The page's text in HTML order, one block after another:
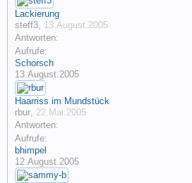
Lackierung
steff3, 13.August.2005
Antworten:
Aufrufe:
Schorsch
13.August.2005
Haarriss im Mundstück
rbur, 22.Mai.2005
Antworten:
Aufrufe:
bhimpel
12.August.2005